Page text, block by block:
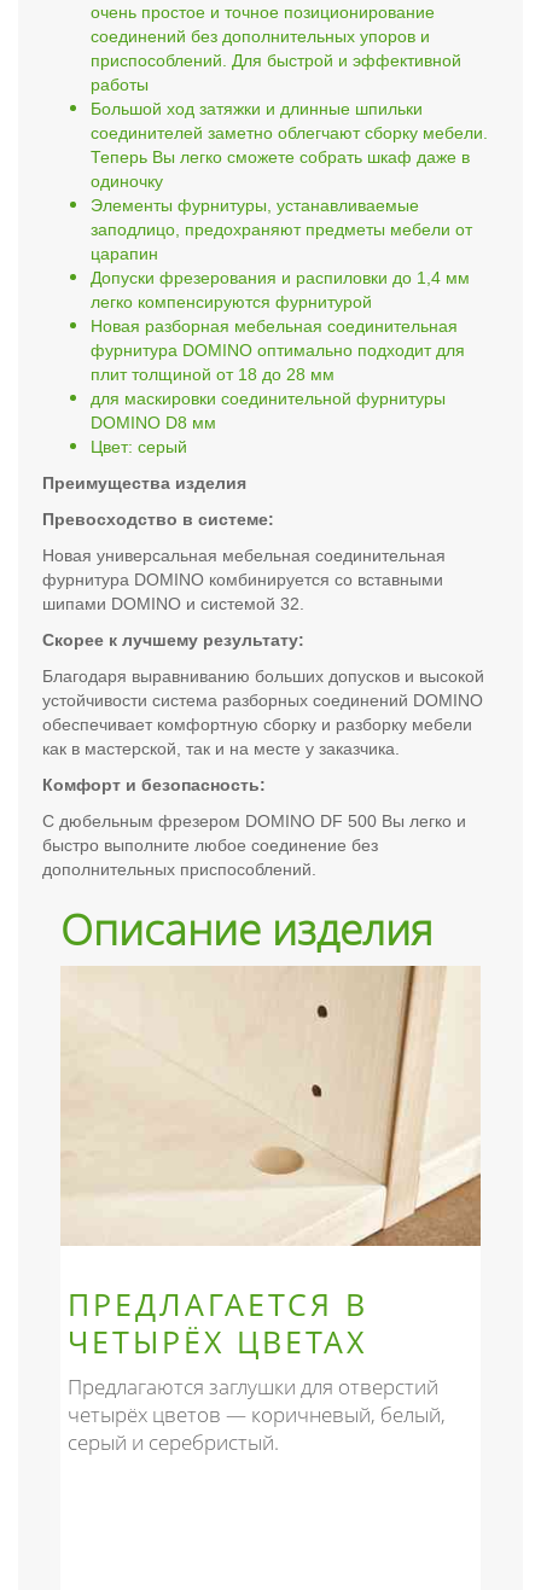
очень простое и точное позиционирование
соединений без дополнительных упоров и
приспособлений. Для быстрой и эффективной
работы
Большой ход затяжки и длинные шпильки
соединителей заметно облегчают сборку мебели.
Теперь Вы легко сможете собрать шкаф даже в
одиночку
Элементы фурнитуры, устанавливаемые
заподлицо, предохраняют предметы мебели от
царапин
Допуски фрезерования и распиловки до 1,4 мм
легко компенсируются фурнитурой
Новая разборная мебельная соединительная
фурнитура DOMINO оптимально подходит для
плит толщиной от 18 до 28 мм
для маскировки соединительной фурнитуры
DOMINO D8 мм
Цвет: серый
Преимущества изделия
Превосходство в системе:
Новая универсальная мебельная соединительная
фурнитура DOMINO комбинируется со вставными
шипами DOMINO и системой 32.
Скорее к лучшему результату:
Благодаря выравниванию больших допусков и высокой
устойчивости система разборных соединений DOMINO
обеспечивает комфортную сборку и разборку мебели
как в мастерской, так и на месте у заказчика.
Комфорт и безопасность:
С дюбельным фрезером DOMINO DF 500 Вы легко и
быстро выполните любое соединение без
дополнительных приспособлений.
Описание изделия
ПРЕДЛАГАЕТСЯ В
ЧЕТЫРЁХ ЦВЕТАХ
Предлагаются заглушки для отверстий
четырёх цветов — коричневый, белый,
серый и серебристый.